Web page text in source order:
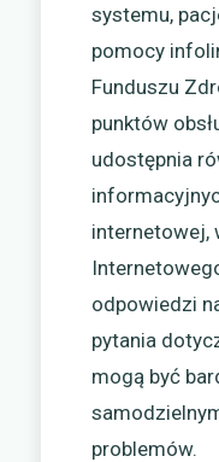
systemu,
pomocy
Funduszu
punktów
udostępnia
internetowej,
odpowiedzi
pytania
mogą być
problemów.